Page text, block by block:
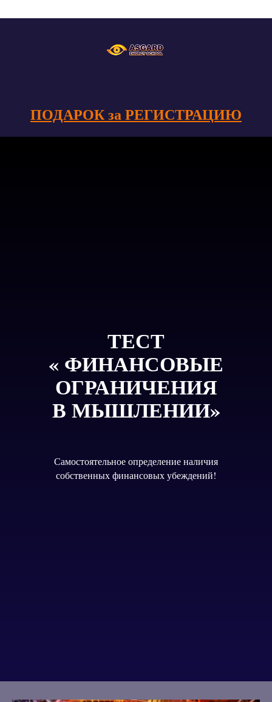
ПОДАРОК за РЕГИСТРАЦИЮ
ТЕСТ
« ФИНАНСОВЫЕ
ОГРАНИЧЕНИЯ
В МЫШЛЕНИИ»
Самостоятельное определение наличия
собственных финансовых убеждений!